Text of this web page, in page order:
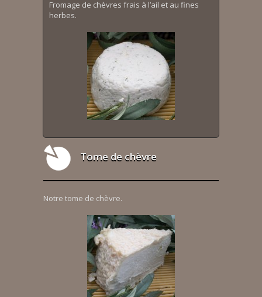
Fromage de chèvres frais à l’ail et au fines
herbes.
Tome de chèvre
Notre tome de chèvre.